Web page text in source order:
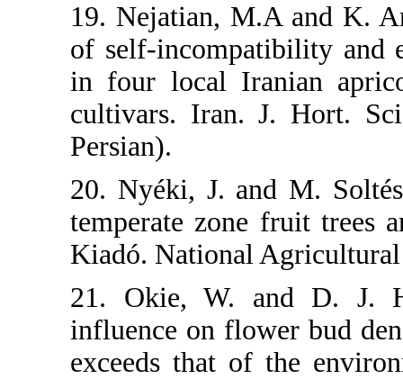
19. Nejatian,
of self-
in four local
cultivars.
20. Nyéki, J.
temperate
Kiadó.
21. Okie, W.
influence on
exceeds that